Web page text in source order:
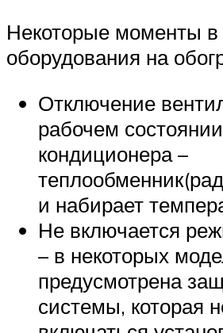
Некоторые моменты в
оборудования на
Отключение
рабочем состоянии
кондиционера –
и набирает
Не включается
– в некоторых
предусмотрена
системы, которая